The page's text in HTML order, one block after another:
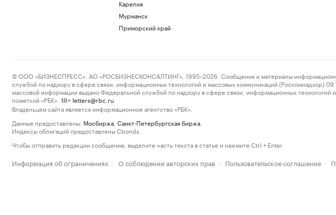
Карелия
Мурманск
Приморский край
© ООО «БИЗНЕСПРЕСС», АО «РОСБИЗНЕСКОНСАЛТИНГ», 1995–2026. Сообщения и материалы
службой по надзору в сфере связи, информационных технологий и массовых коммуникаций (Роскомнадзор)
массовой информации выдано Федеральной службой по надзору в сфере связи, информационных
пометкой «РБК».
18+ letters@rbc.ru
Владельцем сайта является информационное агентство «РБК».
Данные предоставлены: Мосбиржа Санкт-Петербургская биржа
Индексы облигаций предоставлены Cbonds.
Чтобы отправить редакции сообщение, выделите часть текста в статье и нажмите Ctrl + Enter
Информация об ограничениях · О соблюдении авторских прав · Пользовательское соглашение ·